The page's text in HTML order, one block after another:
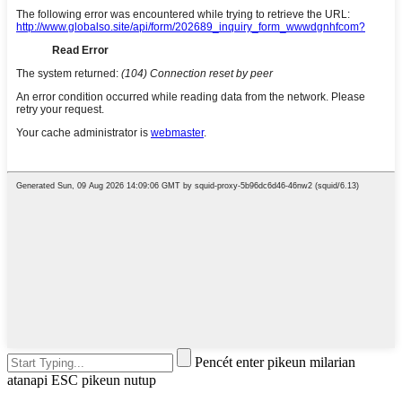
Pencét enter pikeun milarian
atanapi ESC pikeun nutup